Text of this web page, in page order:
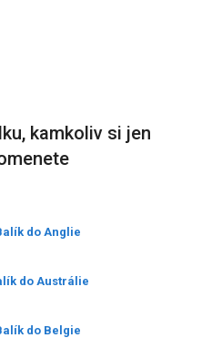
kamkoliv si jen
do Anglie
do Austrálie
do Belgie